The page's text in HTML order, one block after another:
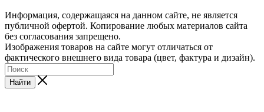
Информация, содержащаяся на данном сайте, не является
публичной офертой. Копирование любых материалов сайта
без согласования запрещено.
Изображения товаров на сайте могут отличаться от
фактического внешнего вида товара (цвет, фактура и дизайн).
Найти